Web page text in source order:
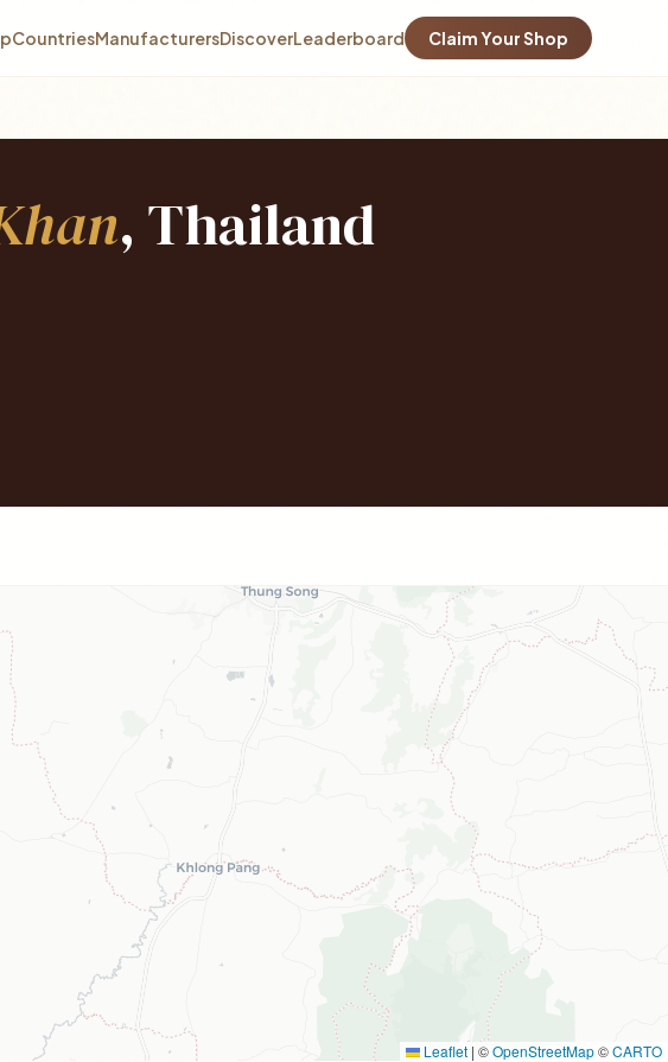
CountriesManufacturersDiscoverLeaderboard Claim Your Shop
, Thailand
Leaflet | ©OpenStreetMap©CARTO